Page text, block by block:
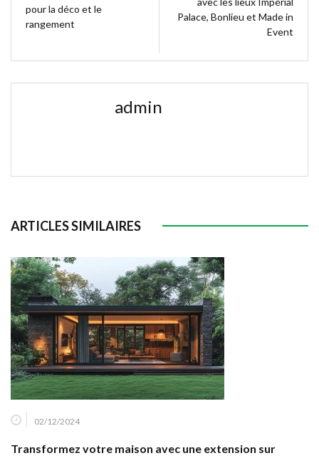
pour la déco et le
rangement
Palace, Bonlieu et Made in
Event
admin
ARTICLES SIMILAIRES
02/12/2024
Transformez votre maison avec une extension sur